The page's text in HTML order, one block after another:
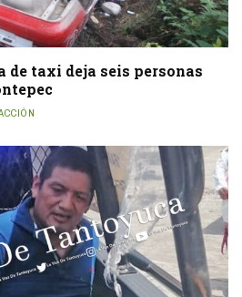
de taxi deja seis personas